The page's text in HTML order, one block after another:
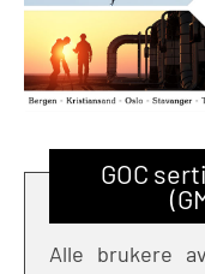
GOC
Alle brukere